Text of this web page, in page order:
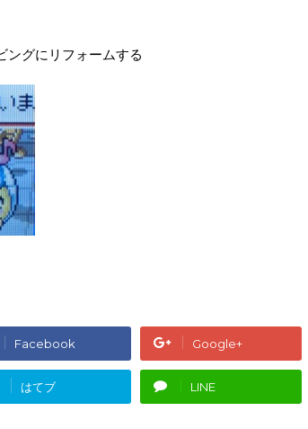
グにリフォームする
Facebook Google+
はてブ LINE